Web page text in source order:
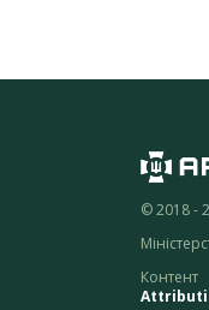
© 2018 -
Контент